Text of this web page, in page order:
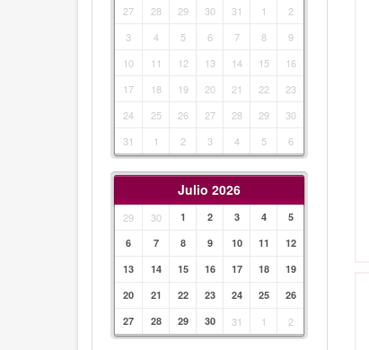
27 28 29 30 31 1
2
3
4 5 6 7 8
9
10
11 12 13 14 15
16
17
18 19 20 21 22
23
24
25 26 27 28 29
30
31
1 2 3 4 5 6
Julio 2026
29 30 1 2 3 4
5
6
7 8 9 10 11
12
13
14 15 16 17 18
19
20
21 22 23 24 25
26
27
28 29 30 31 1 2